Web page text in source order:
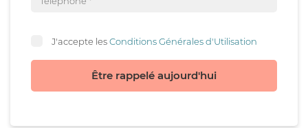
J'accepte lesConditions Générales d'Utilisation
Être rappelé aujourd'hui